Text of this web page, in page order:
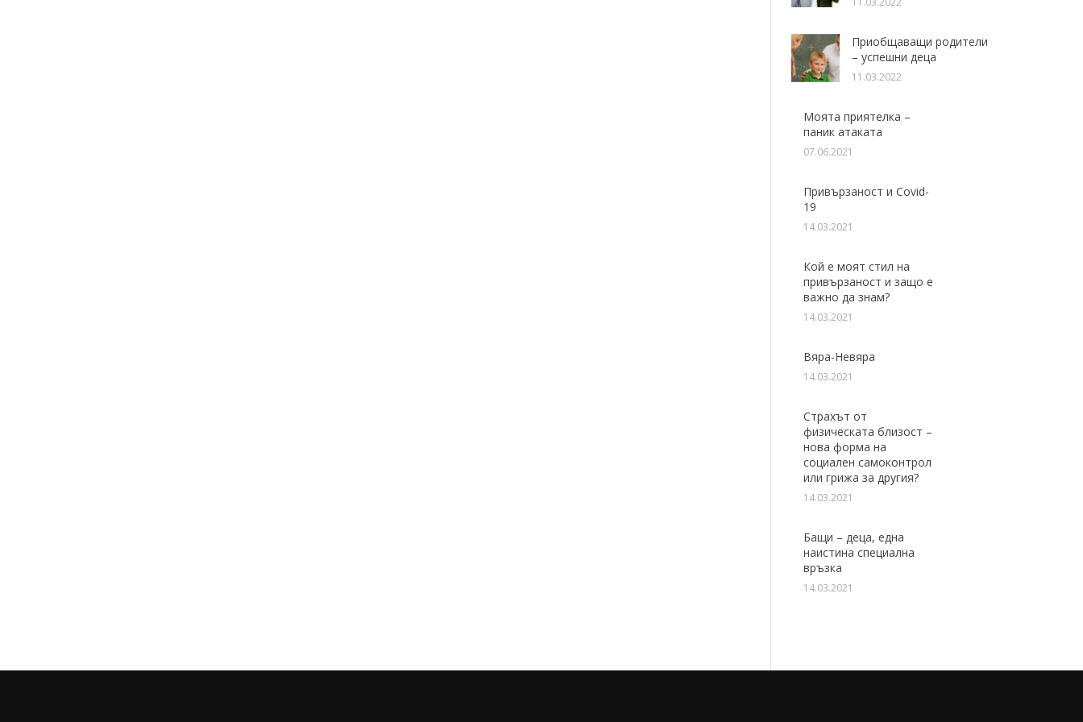
Приобщаващи родители
– успешни деца
11.03.2022
Моята приятелка –
паник атаката
07.06.2021
Привързаност и Covid-
19
14.03.2021
Кой е моят стил на
привързаност и защо е
важно да знам?
14.03.2021
Вяра-Невяра
14.03.2021
Страхът от
физическата близост –
нова форма на
социален самоконтрол
или грижа за другия?
14.03.2021
Бащи – деца, една
наистина специална
връзка
14.03.2021